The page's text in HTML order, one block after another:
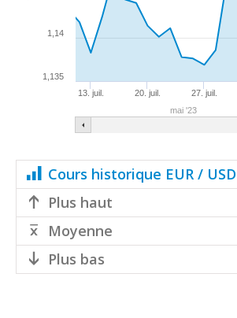
13. juil. 20. juil. 27. juil.
mai '23
1,135
1,14
Cours historique EUR / USD
Plus haut
Moyenne
Plus bas